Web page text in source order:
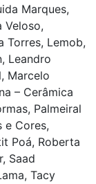
Marques,
Veloso,
Torres, Lemob,
Leandro
Marcelo
– Cerâmica
Palmeiral
e Cores,
Poá, Roberta
Saad
Tacy